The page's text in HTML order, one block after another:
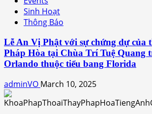
Sinh Hoạt
Thông Báo
Lễ An Vị Phật với sự chứng dự của
Pháp Hòa tại Chùa Trí Tuệ Quang
Orlando thuộc tiểu bang Florida
adminVO March 10, 2025